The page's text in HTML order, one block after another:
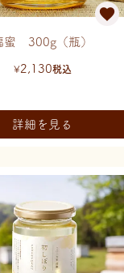
蜜 300g（瓶）
¥2,130税込
詳細を見る